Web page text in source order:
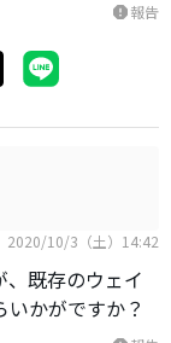
report報告
2020/10/3（土）14:42
既存のウェイ
かがですか？